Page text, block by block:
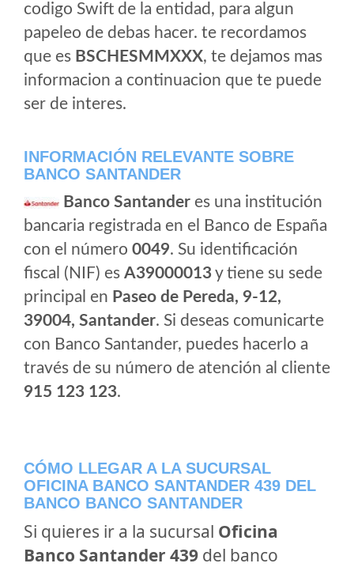
codigo Swift de la entidad, para algun
papeleo de debas hacer. te recordamos
que es BSCHESMMXXX, te dejamos mas
informacion a continuacion que te puede
ser de interes.
INFORMACIÓN RELEVANTE SOBRE
BANCO SANTANDER
Banco Santander es una institución
bancaria registrada en el Banco de España
con el número 0049. Su identificación
fiscal (NIF) es A39000013y tiene su sede
principal en Paseo de Pereda, 9-12,
39004, Santander. Si deseas comunicarte
con Banco Santander, puedes hacerlo a
través de su número de atención al cliente
915 123 123.
CÓMO LLEGAR A LA SUCURSAL
OFICINA BANCO SANTANDER 439 DEL
BANCO BANCO SANTANDER
Si quieres ir a la sucursal Oficina
Banco Santander 439 del banco